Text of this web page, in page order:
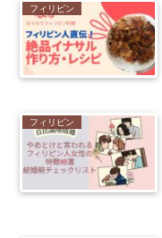
フィリピン
フィリピン